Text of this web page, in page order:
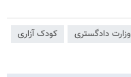
وزارت دادگستری کودک آزاری